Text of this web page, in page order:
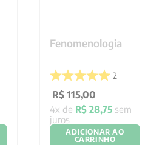
Fenomenologia
2
R$ 115,00
4x de R$ 28,75 sem
juros
ADICIONAR AO
CARRINHO